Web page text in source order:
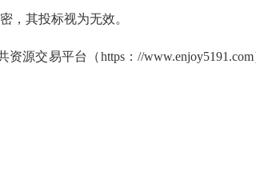
其投标视为无效。
资源交易平台（https：//